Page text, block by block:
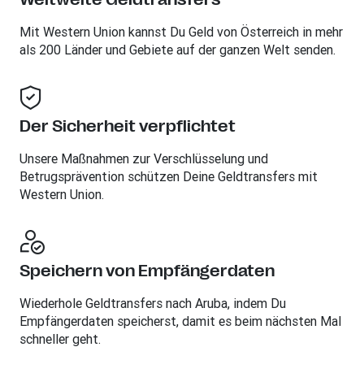
Mit Western Union kannst Du Geld von Österreich in mehr
als 200 Länder und Gebiete auf der ganzen Welt senden.
Der Sicherheit verpflichtet
Unsere Maßnahmen zur Verschlüsselung und
Betrugsprävention schützen Deine Geldtransfers mit
Western Union.
Speichern von Empfängerdaten
Wiederhole Geldtransfers nach Aruba, indem Du
Empfängerdaten speicherst, damit es beim nächsten Mal
schneller geht.